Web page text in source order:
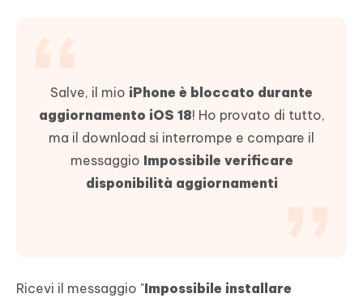
Salve, il mio iPhone è bloccato durante
aggiornamento iOS 18! Ho provato di tutto,
ma il download si interrompe e compare il
messaggio Impossibile verificare
disponibilità aggiornamenti
Ricevi il messaggio "Impossibile installare